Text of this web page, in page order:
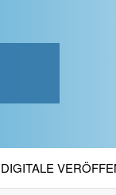
DIGITALE